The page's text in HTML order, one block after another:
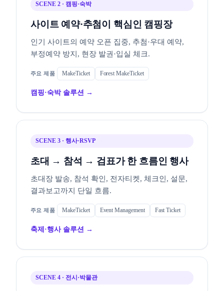
SCENE 2 · 캠핑·숙박
사이트 예약·추첨이 핵심인 캠핑장
인기 사이트의 예약 오픈 집중, 추첨·우대 예약,
부정예약 방지, 현장 발권·입실 체크.
MakeTicket Forest MakeTicket
캠핑·숙박 솔루션 →
SCENE 3 · 행사·RSVP
초대 → 참석 → 검표가 한 흐름인 행사
초대장 발송, 참석 확인, 전자티켓, 체크인, 설문,
결과보고까지 단일 흐름.
MakeTicket Event Management Fast Ticket
축제·행사 솔루션 →
SCENE 4 · 전시·박물관